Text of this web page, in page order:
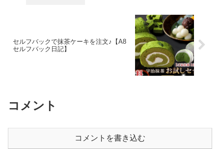
セルフバックで抹茶ケーキを注文♪【A8
セルフバック日記】
コメント
コメントを書き込む